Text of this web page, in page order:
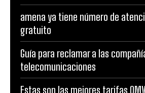
amena ya tiene número de
gratuito
Guía para reclamar a las
telecomunicaciones
Estas son las mejores tarifas